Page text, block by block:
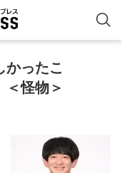
かったこ
怪物＞